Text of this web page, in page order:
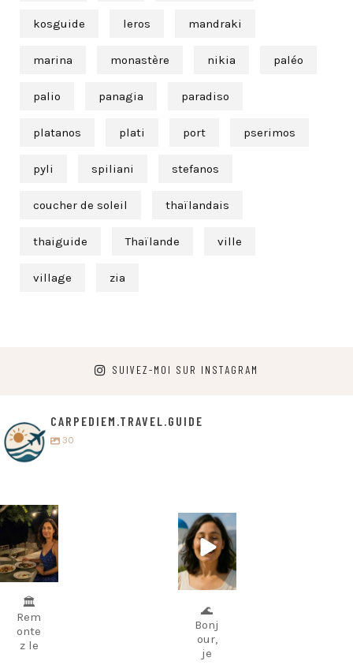
kosguide leros mandraki
marina monastère nikia paléo
palio panagia paradiso
platanos plati port pserimos
pyli spiliani stefanos
coucher de soleil thaïlandais
thaiguide Thaïlande ville
village zia
SUIVEZ-MOI SUR INSTAGRAM
CARPEDIEM.TRAVEL.GUIDE
30
carpediem.tr
avel.guide
5 juillet
🏛️
Rem
onte
z le
carpediem.tr
avel.guide
25 juin
🌊
Bonj
our,
je